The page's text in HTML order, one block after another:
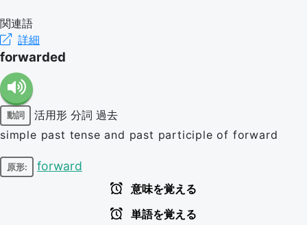
関連語
詳細
forwarded
動詞 活用形 分詞 過去
simple past tense and past participle of forward
原形: forward
意味を覚える
単語を覚える